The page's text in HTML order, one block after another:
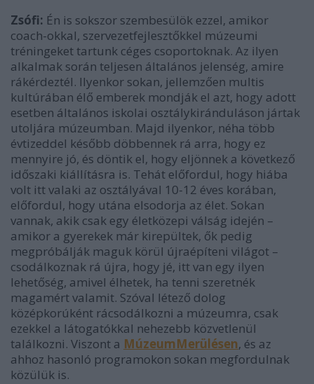
Zsófi: Én is sokszor szembesülök ezzel, amikor
coach-okkal, szervezetfejlesztőkkel múzeumi
tréningeket tartunk céges csoportoknak. Az ilyen
alkalmak során teljesen általános jelenség, amire
rákérdeztél. Ilyenkor sokan, jellemzően multis
kultúrában élő emberek mondják el azt, hogy adott
esetben általános iskolai osztálykiránduláson jártak
utoljára múzeumban. Majd ilyenkor, néha több
évtizeddel később döbbennek rá arra, hogy ez
mennyire jó, és döntik el, hogy eljönnek a következő
időszaki kiállításra is. Tehát előfordul, hogy hiába
volt itt valaki az osztályával 10-12 éves korában,
előfordul, hogy utána elsodorja az élet. Sokan
vannak, akik csak egy életközepi válság idején –
amikor a gyerekek már kirepültek, ők pedig
megpróbálják maguk körül újraépíteni világot –
csodálkoznak rá újra, hogy jé, itt van egy ilyen
lehetőség, amivel élhetek, ha tenni szeretnék
magamért valamit. Szóval létező dolog
középkorúként rácsodálkozni a múzeumra, csak
ezekkel a látogatókkal nehezebb közvetlenül
találkozni. Viszont a MúzeumMerülésen, és az
ahhoz hasonló programokon sokan megfordulnak
közülük is.